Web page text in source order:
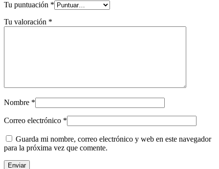
Tu puntuación *
Tu valoración *
Nombre *
Correo electrónico *
Guarda mi nombre, correo electrónico y web en este navegador
para la próxima vez que comente.